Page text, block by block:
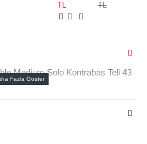
TL
TL
Medium Solo Kontrabas Teli 43